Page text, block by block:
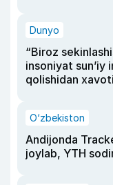
Dunyo
“Biroz
insoniyat
qolishidan
O‘zbekiston
Andijonda
joylab, YTH